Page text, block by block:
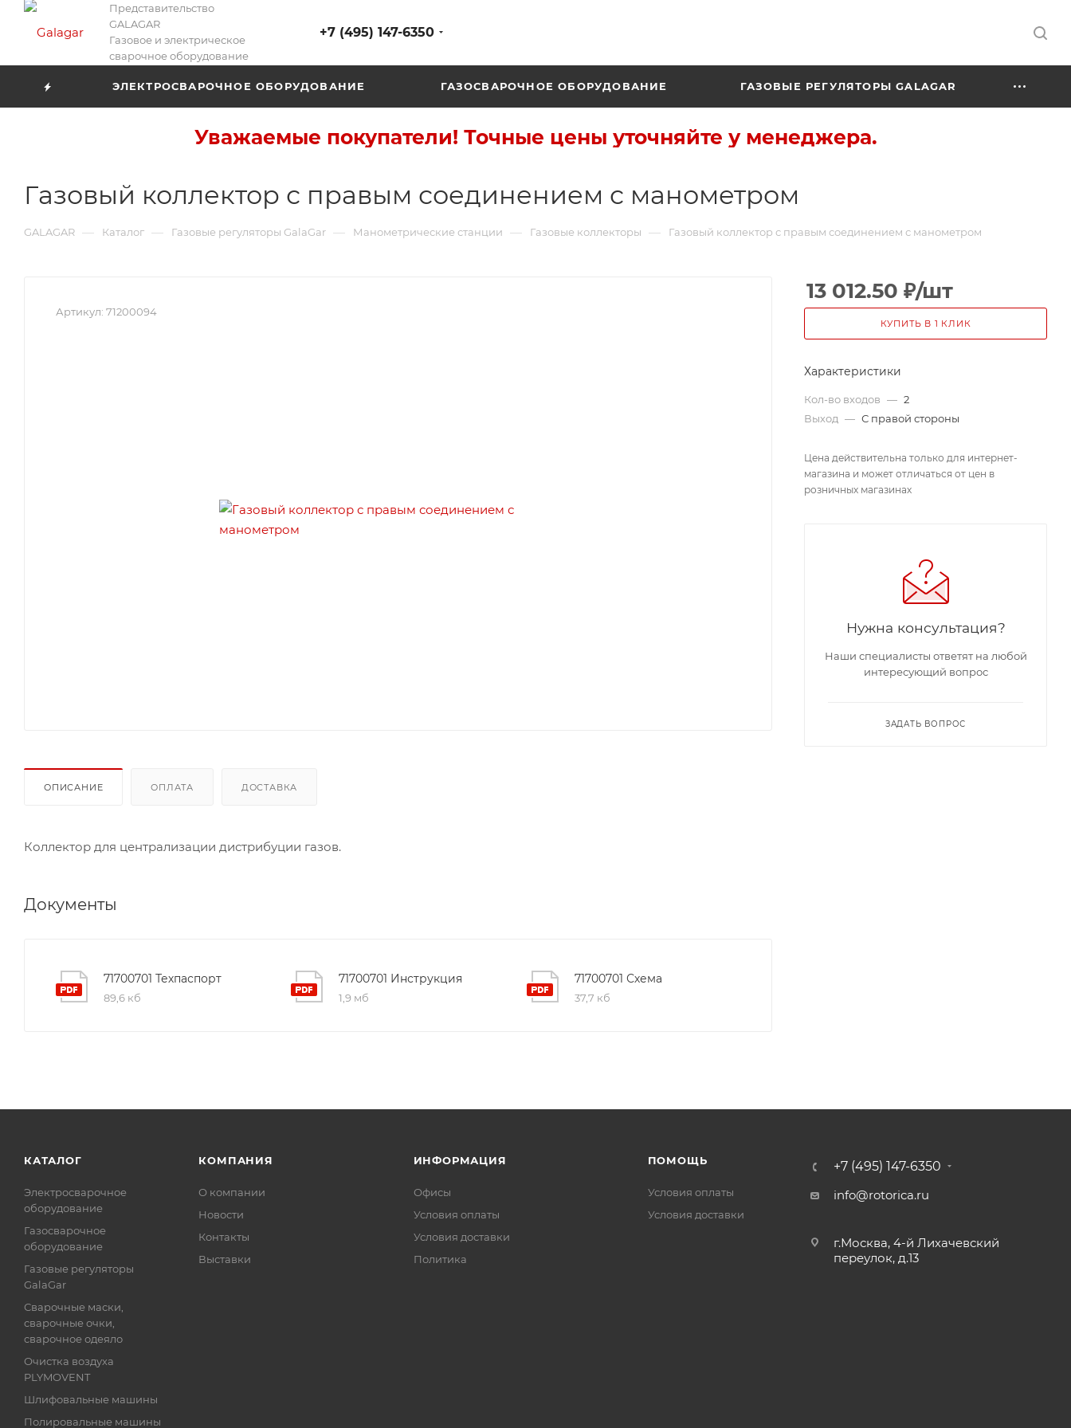
Представительство
GALAGAR
Газовое и электрическое
сварочное оборудование
+7 (495) 147-6350
ЭЛЕКТРОСВАРОЧНОЕ ОБОРУДОВАНИЕ ГАЗОСВАРОЧНОЕ ОБОРУДОВАНИЕ ГАЗОВЫЕ РЕГУЛЯТОРЫ GALAGAR
Уважаемые покупатели! Точные цены уточняйте у менеджера.
Газовый коллектор с правым соединением с манометром
GALAGAR — Каталог — Газовые регуляторы GalaGar — Манометрические станции — Газовые коллекторы — Газовый коллектор с правым соединением с манометром
Артикул: 71200094
ОПИСАНИЕ ОПЛАТА ДОСТАВКА
Коллектор для централизации дистрибуции газов.
Документы
71700701 Техпаспорт
89,6 кб
71700701 Инструкция
1,9 мб
71700701 Схема
37,7 кб
13 012.50 ₽/шт
КУПИТЬ В 1 КЛИК
Характеристики
Кол-во входов — 2
Выход — С правой стороны
Цена действительна только для интернет-
магазина и может отличаться от цен в
розничных магазинах
Нужна консультация?
Наши специалисты ответят на любой
интересующий вопрос
ЗАДАТЬ ВОПРОС
КАТАЛОГ
Электросварочное
оборудование
Газосварочное
оборудование
Газовые регуляторы
GalaGar
Сварочные маски,
сварочные очки,
сварочное одеяло
Очистка воздуха
PLYMOVENT
Шлифовальные машины
Полировальные машины
КОМПАНИЯ
О компании
Новости
Контакты
Выставки
ИНФОРМАЦИЯ
Офисы
Условия оплаты
Условия доставки
Политика
ПОМОЩЬ
Условия оплаты
Условия доставки
+7 (495) 147-6350
info@rotorica.ru
г.Москва, 4-й Лихачевский
переулок, д.13